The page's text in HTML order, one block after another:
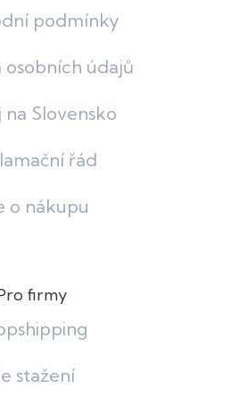
podmínky
osobních údajů
na Slovensko
řád
o nákupu
firmy
stažení